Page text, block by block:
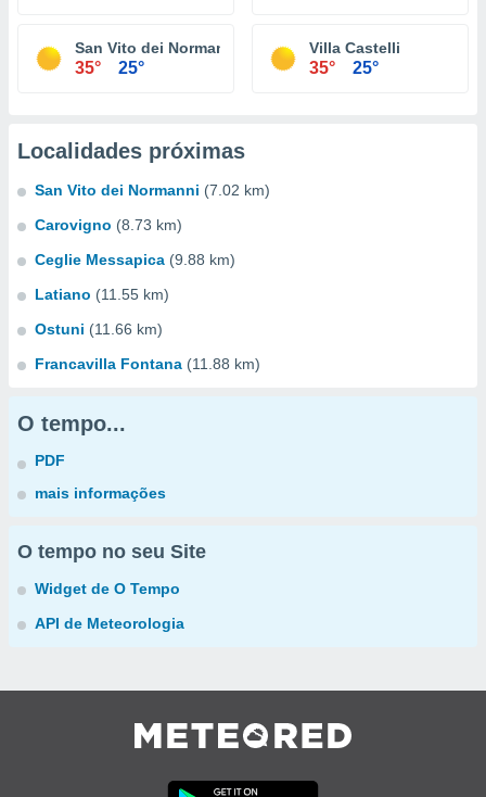
San Vito dei Normanni
35° 25°
Villa Castelli
35° 25°
Localidades próximas
San Vito dei Normanni (7.02 km)
Carovigno (8.73 km)
Ceglie Messapica (9.88 km)
Latiano (11.55 km)
Ostuni (11.66 km)
Francavilla Fontana (11.88 km)
O tempo...
PDF
mais informações
O tempo no seu Site
Widget de O Tempo
API de Meteorologia